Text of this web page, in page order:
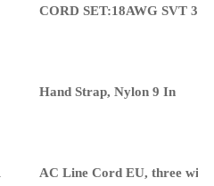
CORD SET:18AWG SVT
Hand Strap, Nylon 9 In
AC Line Cord EU, three wire